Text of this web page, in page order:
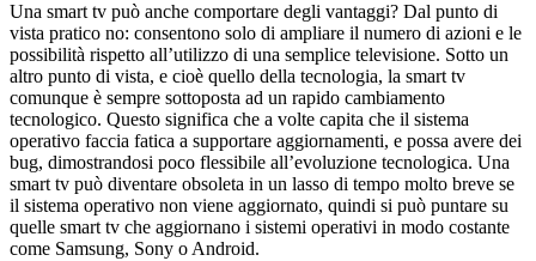
Una smart tv può anche comportare degli vantaggi? Dal punto di
vista pratico no: consentono solo di ampliare il numero di azioni e le
possibilità rispetto all’utilizzo di una semplice televisione. Sotto un
altro punto di vista, e cioè quello della tecnologia, la smart tv
comunque è sempre sottoposta ad un rapido cambiamento
tecnologico. Questo significa che a volte capita che il sistema
operativo faccia fatica a supportare aggiornamenti, e possa avere dei
bug, dimostrandosi poco flessibile all’evoluzione tecnologica. Una
smart tv può diventare obsoleta in un lasso di tempo molto breve se
il sistema operativo non viene aggiornato, quindi si può puntare su
quelle smart tv che aggiornano i sistemi operativi in modo costante
come Samsung, Sony o Android.